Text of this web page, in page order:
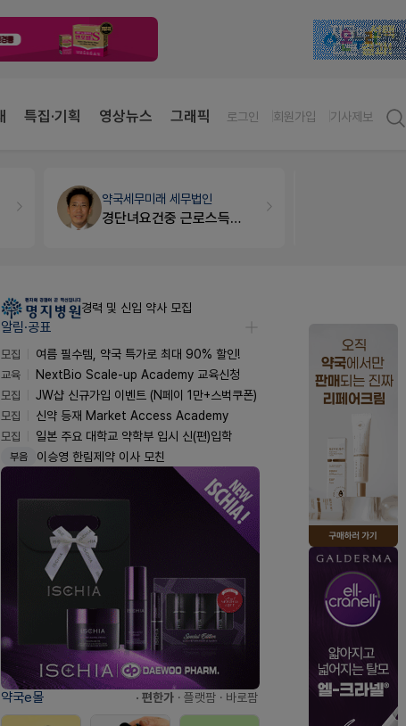
특집·기획 영상뉴스 그래픽 로그인 회원가입 기사제보
약국세무미래 세무법인
경단녀요건중 근로스득원천징수액
경력 및 신입 약사 모집
알림·공표
모집
여름 필수템, 약국 특가로 최대 90% 할인!
교육
NextBio Scale-up Academy 교육신청
모집
JW샵 신규가입 이벤트 (N페이 1만+스벅쿠폰)
모집
신약 등재 Market Access Academy
모집
일본 주요 대학교 약학부 입시 신(편)입학
부음 이승영 한림제약 이사 모친
약국e몰 · 편한가 · 플랫팜 · 바로팜